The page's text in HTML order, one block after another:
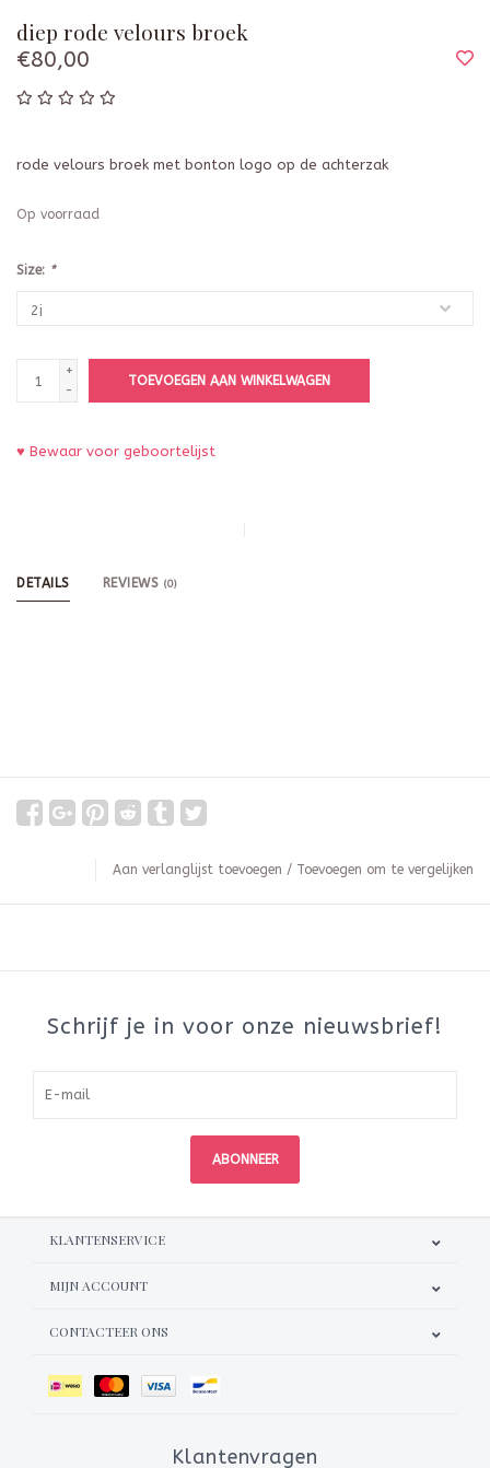
diep rode velours broek
€80,00
rode velours broek met bonton logo op de achterzak
Op voorraad
Size: *
+
-
TOEVOEGEN AAN WINKELWAGEN
♥ Bewaar voor geboortelijst
DETAILS REVIEWS (0)
Aan verlanglijst toevoegen / Toevoegen om te vergelijken
Schrijf je in voor onze nieuwsbrief!
ABONNEER
KLANTENSERVICE
MIJN ACCOUNT
CONTACTEER ONS
Klantenvragen